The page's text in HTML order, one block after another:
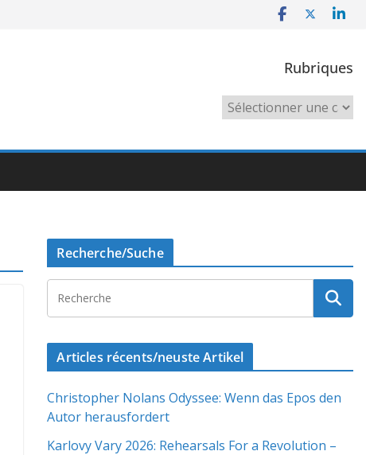
Rubriques
Rubriques
Recherche/Suche
Articles récents/neuste Artikel
Christopher Nolans Odyssee: Wenn das Epos den
Autor herausfordert
Karlovy Vary 2026: Rehearsals For a Revolution –